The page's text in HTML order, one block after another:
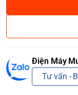
Điện Máy
Tư vấn -